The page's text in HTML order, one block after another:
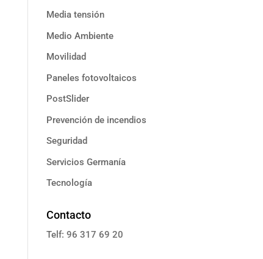
Media tensión
Medio Ambiente
Movilidad
Paneles fotovoltaicos
PostSlider
Prevención de incendios
Seguridad
Servicios Germanía
Tecnología
Contacto
Telf: 96 317 69 20